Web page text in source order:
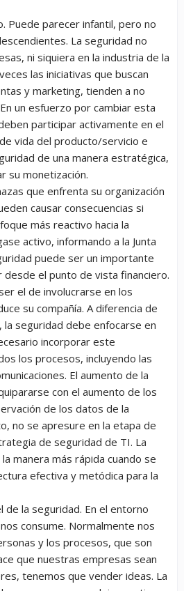
Puede parecer infantil, pero no
La seguridad no
ni siquiera en la industria de la
las iniciativas que buscan
y marketing, tienden a no
un esfuerzo por cambiar esta
participar activamente en el
vida del producto/servicio e
de una manera estratégica,
su monetización.
que enfrenta su organización
causar consecuencias si
más reactivo hacia la
activo, informando a la Junta
puede ser un importante
el punto de vista financiero.
el de involucrarse en los
su compañía. A diferencia de
seguridad debe enfocarse en
incorporar este
los procesos, incluyendo las
El aumento de la
con el aumento de los
de los datos de la
no se apresure en la etapa de
de seguridad de TI. La
manera más rápida cuando se
efectiva y metódica para la
de la seguridad. En el entorno
consume. Normalmente nos
y los procesos, que son
que nuestras empresas sean
tenemos que vender ideas. La